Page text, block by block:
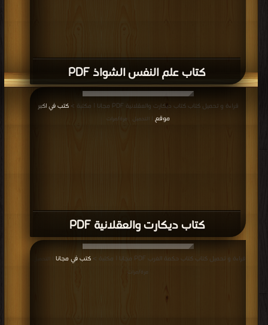
كتاب علم النفس الشواذ PDF
كتاب ديكارت والعقلانية PDF
قراءة و تحميل كتاب كتاب ديكارت والعقلانية PDF مجانا | مكتبة >
كتب في اكبر
موقع
| التحميل : مرة/مرات
قراءة و تحميل كتاب كتاب حكمة الغرب PDF مجانا | مكتبة > كتب في مجانا
مرة/مرات